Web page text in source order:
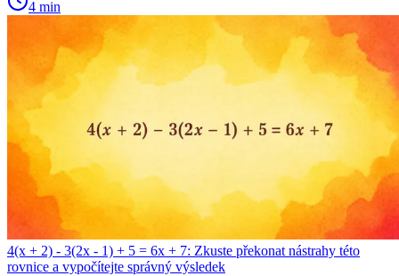
4 min
4(x + 2) - 3(2x - 1) + 5 = 6x + 7: Zkuste překonat nástrahy této
rovnice a vypočítejte správný výsledek